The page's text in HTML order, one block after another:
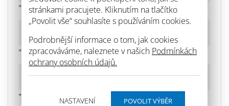
stránkami pracujete. Kliknutím na tlačítko
„Povolit vše“ souhlasíte s používáním cookies.
Podrobnější informace o tom, jak cookies
zpracováváme, naleznete v našich Podmínkách
ochrany osobních údajů.
NASTAVENÍ
* povinné pole
* povinné pole
* povinné pole